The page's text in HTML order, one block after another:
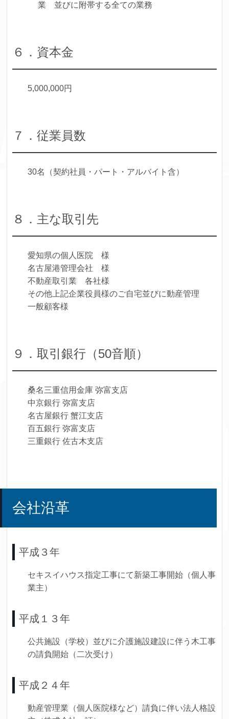
業 並びに附帯する全ての業務
６．資本金
5,000,000円
７．従業員数
30名（契約社員・パート・アルバイト含）
８．主な取引先
愛知県の個人医院 様
名古屋港管理会社 様
不動産取引業 各社様
その他上記企業役員様のご自宅並びに動産管理
一般顧客様
９．取引銀行（50音順）
桑名三重信用金庫 弥富支店
中京銀行 弥富支店
名古屋銀行 蟹江支店
百五銀行 弥富支店
三重銀行 佐古木支店
会社沿革
平成３年
セキスイハウス指定工事にて新築工事開始（個人事
業主）
平成１３年
公共施設（学校）並びに介護施設建設に伴う木工事
の請負開始（二次受け）
平成２４年
動産管理業（個人医院様など）請負に伴い法人格設